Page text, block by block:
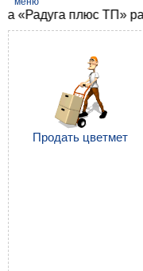
плюс ТП»
Продать цветмет